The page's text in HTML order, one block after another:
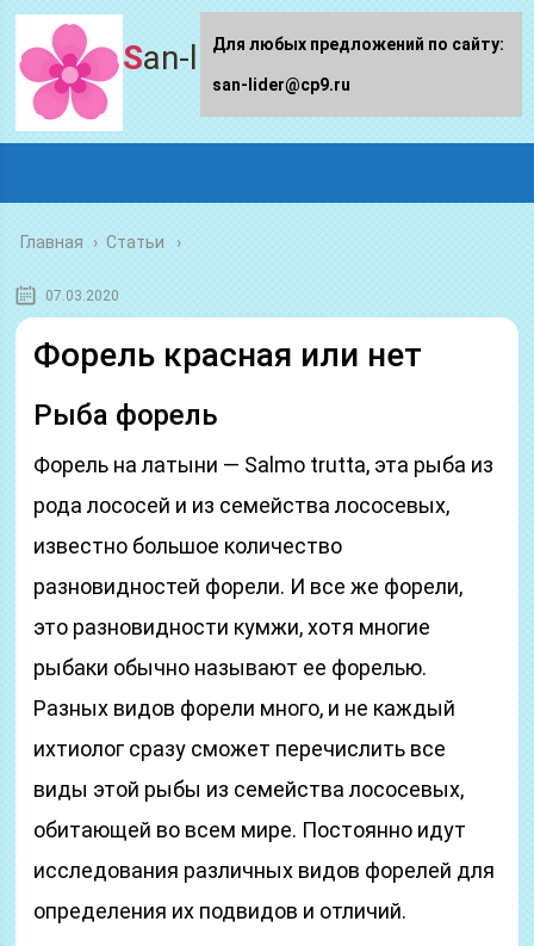
San-lider.ru
Главная › Статьи
07.03.2020
Форель красная или нет
Рыба форель
Форель на латыни — Salmo trutta, эта рыба из
рода лососей и из семейства лососевых,
известно большое количество
разновидностей форели. И все же форели,
это разновидности кумжи, хотя многие
рыбаки обычно называют ее форелью.
Разных видов форели много, и не каждый
ихтиолог сразу сможет перечислить все
виды этой рыбы из семейства лососевых,
обитающей во всем мире. Постоянно идут
исследования различных видов форелей для
определения их подвидов и отличий.
Для любых предложений по сайту:
san-lider@cp9.ru